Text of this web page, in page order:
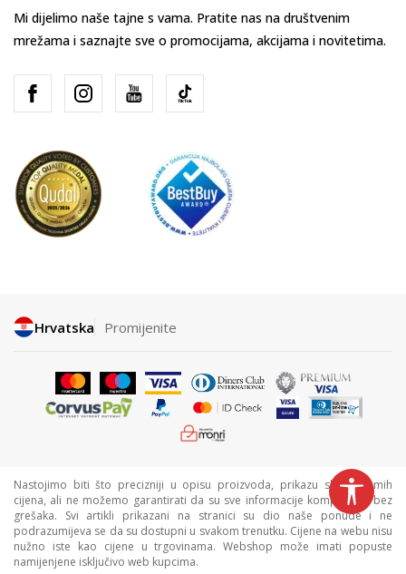
Mi dijelimo naše tajne s vama. Pratite nas na društvenim
mrežama i saznajte sve o promocijama, akcijama i novitetima.
Hrvatska Promijenite
Nastojimo biti što precizniji u opisu proizvoda, prikazu slika i samih
cijena, ali ne možemo garantirati da su sve informacije kompletne i bez
grešaka. Svi artikli prikazani na stranici su dio naše ponude i ne
podrazumijeva se da su dostupni u svakom trenutku. Cijene na webu nisu
nužno iste kao cijene u trgovinama. Webshop može imati popuste
namijenjene isključivo web kupcima.